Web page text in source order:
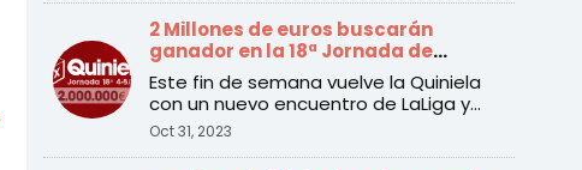
2 Millones de euros buscarán
ganador en la 18ª Jornada de
Quiniela
Este fin de semana vuelve la Quiniela
con un nuevo encuentro de LaLiga y
LaLiga Hypermotion a pa ...
Oct 31, 2023